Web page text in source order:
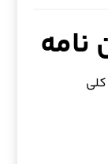
نامه